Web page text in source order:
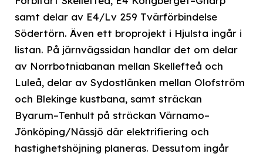
samt delar av E4/Lv 259 Tvärförbindelse
Södertörn. Även ett broprojekt i Hjulsta ingår i
listan. På järnvägssidan handlar det om delar
av Norrbotniabanan mellan Skellefteå och
Luleå, delar av Sydostlänken mellan Olofström
och Blekinge kustbana, samt sträckan
Byarum–Tenhult på sträckan Värnamo–
Jönköping/Nässjö där elektrifiering och
hastighetshöjning planeras. Dessutom ingår